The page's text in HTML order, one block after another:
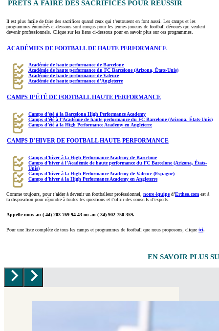
PRÊTS À FAIRE DES SACRIFICES POUR RÉUSSIR
Il est plus facile de faire des sacrifices quand ceux qui t’entourent en font aussi. Les camps et les
programmes énumérés ci-dessous sont conçus pour les jeunes joueurs de football dévoués qui veulent
devenir professionnels. Clique sur les liens ci-dessous pour en savoir plus sur ces programmes.
ACADÉMIES DE FOOTBALL DE HAUTE PERFORMANCE
Académie de haute performance de Barcelone
Académie de haute performance du FC Barcelone (Arizona, États-Unis)
Académie de haute performance de Valence
Académie de haute performance d’Angleterre
CAMPS D’ÉTÉ DE FOOTBALL HAUTE PERFORMANCE
Camps d’été à la Barcelona High Performance Academy
Camps d’été à l’Académie de haute performance du FC Barcelone (Arizona, États-Unis)
Camps d’été à la High Performance Academy en Angleterre
CAMPS D’HIVER DE FOOTBALL HAUTE PERFORMANCE
Camps d’hiver à la High Performance Academy de Barcelone
Camps d’hiver à l’Académie de haute performance du FC Barcelone (Arizona, États-
Unis)
Camps d’hiver à la High Performance Academy de Valence (Espagne)
Camps d’hiver à la High Performance Academy en Angleterre
Comme toujours, pour t’aider à devenir un footballeur professionnel, notre équiped’Ertheo.com est à
ta disposition pour répondre à toutes tes questions et t’offrir des conseils d’experts.
Appelle-nous au ( 44) 203 769 94 43 ou au ( 34) 902 750 359.
Pour une liste complète de tous les camps et programmes de football que nous proposons, clique ici.
EN SAVOIR PLUS